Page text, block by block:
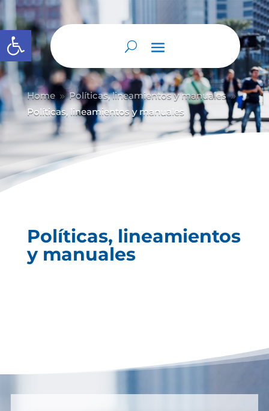
Abrir barra de herramientas
Home 9 Políticas, lineamientos y manuales 9
Políticas, lineamientos y manuales
Políticas, lineamientos
y manuales